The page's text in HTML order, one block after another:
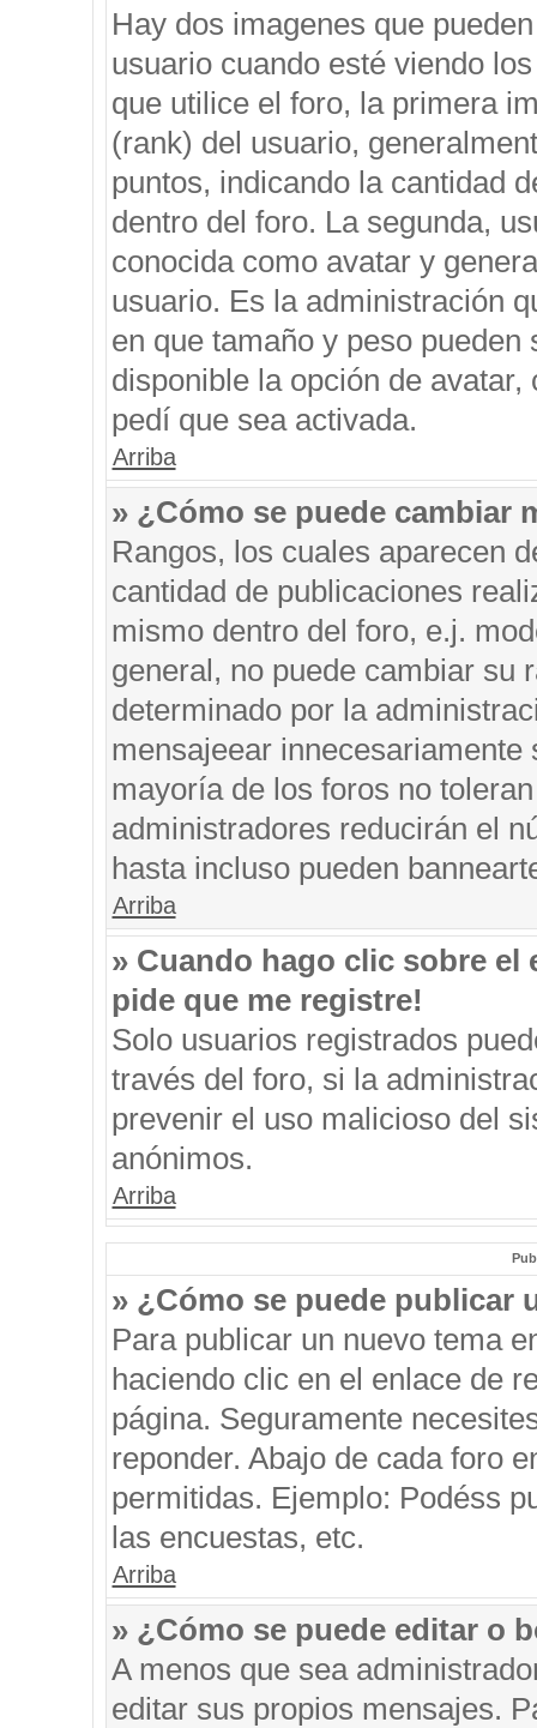
Hay dos imagenes que
usuario cuando esté viendo
que utilice el foro, la primera
(rank) del usuario,
puntos, indicando la cantidad
dentro del foro. La segunda,
conocida como avatar y
usuario. Es la administración
en que tamaño y peso
disponible la opción de
pedí que sea activada.
Arriba
» ¿Cómo se puede cambiar
Rangos, los cuales aparecen
cantidad de publicaciones
mismo dentro del foro, e.j.
general, no puede cambiar su
determinado por la
mensajeear
mayoría de los foros no
administradores reducirán el
hasta incluso pueden
Arriba
» Cuando hago clic sobre el
pide que me registre!
Solo usuarios registrados
través del foro, si la
prevenir el uso malicioso del
anónimos.
Arriba
» ¿Cómo se puede publicar
Para publicar un nuevo tema
haciendo clic en el enlace de
página. Seguramente
reponder. Abajo de cada foro
permitidas. Ejemplo: Podéss
las encuestas, etc.
Arriba
» ¿Cómo se puede editar o
A menos que sea
editar sus propios mensajes.